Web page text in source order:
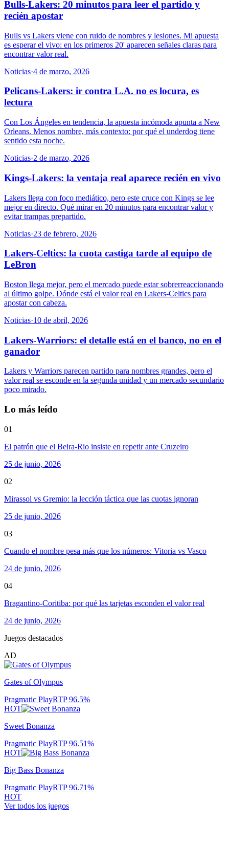
Bulls-Lakers: 20 minutos para leer el partido y
recién apostar
Bulls vs Lakers viene con ruido de nombres y lesiones. Mi apuesta
es esperar el vivo: en los primeros 20' aparecen señales claras para
encontrar valor real.
Noticias·4 de marzo, 2026
Pelicans-Lakers: ir contra L.A. no es locura, es
lectura
Con Los Ángeles en tendencia, la apuesta incómoda apunta a New
Orleans. Menos nombre, más contexto: por qué el underdog tiene
sentido esta noche.
Noticias·2 de marzo, 2026
Kings-Lakers: la ventaja real aparece recién en vivo
Lakers llega con foco mediático, pero este cruce con Kings se lee
mejor en directo. Qué mirar en 20 minutos para encontrar valor y
evitar trampas prepartido.
Noticias·23 de febrero, 2026
Lakers-Celtics: la cuota castiga tarde al equipo de
LeBron
Boston llega mejor, pero el mercado puede estar sobrerreaccionando
al último golpe. Dónde está el valor real en Lakers-Celtics para
apostar con cabeza.
Noticias·10 de abril, 2026
Lakers-Warriors: el detalle está en el banco, no en el
ganador
Lakers y Warriors parecen partido para nombres grandes, pero el
valor real se esconde en la segunda unidad y un mercado secundario
poco mirado.
Lo más leído
01
El patrón que el Beira-Rio insiste en repetir ante Cruzeiro
25 de junio, 2026
02
Mirassol vs Gremio: la lección táctica que las cuotas ignoran
25 de junio, 2026
03
Cuando el nombre pesa más que los números: Vitoria vs Vasco
24 de junio, 2026
04
Bragantino-Coritiba: por qué las tarjetas esconden el valor real
24 de junio, 2026
Juegos destacados
AD
Gates of Olympus
Pragmatic PlayRTP96.5%
HOT
Sweet Bonanza
Pragmatic PlayRTP96.51%
HOT
Big Bass Bonanza
Pragmatic PlayRTP96.71%
HOT
Ver todos los juegos